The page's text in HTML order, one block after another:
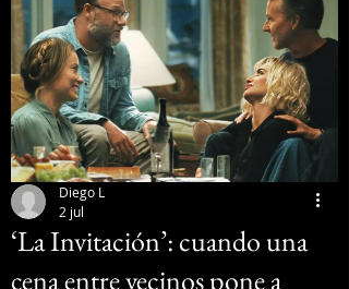
‘La Invitación’: cuando una
cena entre vecinos pone a
Diego L
2 jul